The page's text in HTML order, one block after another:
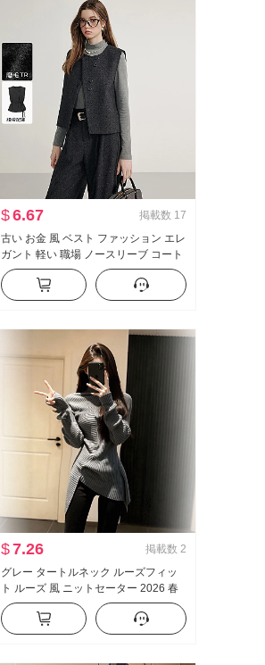
$6.67 掲載数 17
古い お金 風 ベスト ファッション エレ
ガント 軽い 職場 ノースリーブ コート
レディーストップス
$7.26 掲載数 2
グレー タートルネック ルーズフィッ
ト ルーズ 風 ニットセーター 2026 春
新品 高度 感 フレンチ 巨大 美しい セ
ーター 婦人服